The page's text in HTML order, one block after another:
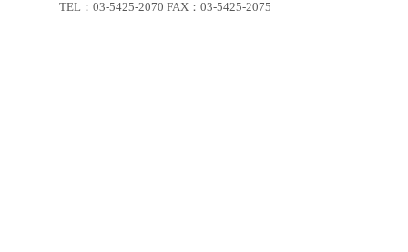
TEL：03-5425-2070 FAX：03-5425-2075